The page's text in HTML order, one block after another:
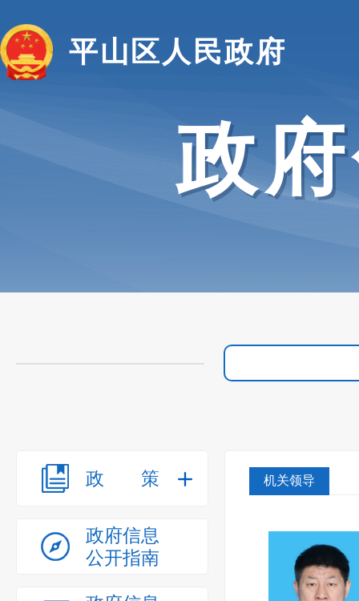
平山区人民政府
政
政策
政府信息
公开指南
机关领导